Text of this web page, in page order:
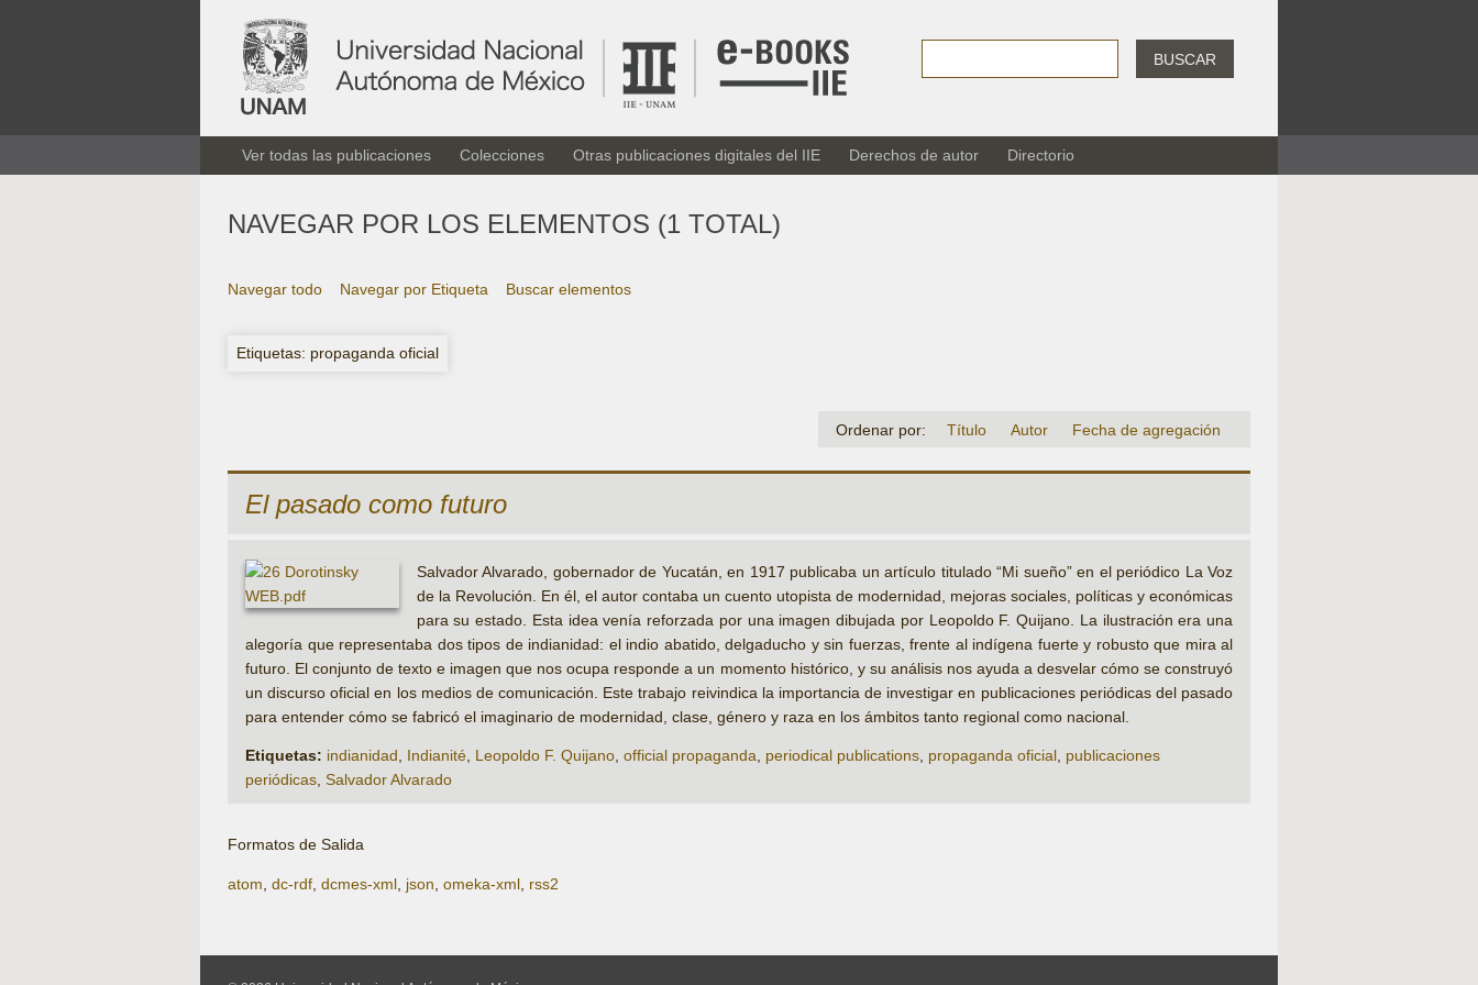
BUSCAR
Ver todas las publicaciones Colecciones Otras publicaciones digitales del IIE Derechos de autor Directorio
NAVEGAR POR LOS ELEMENTOS (1 TOTAL)
Navegar todo Navegar por Etiqueta Buscar elementos
Etiquetas: propaganda oficial
Ordenar por: Título Autor Fecha de agregación
El pasado como futuro
Salvador Alvarado, gobernador de Yucatán, en 1917 publicaba un artículo titulado “Mi sueño” en el periódico La Voz
de la Revolución. En él, el autor contaba un cuento utopista de modernidad, mejoras sociales, políticas y económicas
para su estado. Esta idea venía reforzada por una imagen dibujada por Leopoldo F. Quijano. La ilustración era una
alegoría que representaba dos tipos de indianidad: el indio abatido, delgaducho y sin fuerzas, frente al indígena fuerte y robusto que mira al
futuro. El conjunto de texto e imagen que nos ocupa responde a un momento histórico, y su análisis nos ayuda a desvelar cómo se construyó
un discurso oficial en los medios de comunicación. Este trabajo reivindica la importancia de investigar en publicaciones periódicas del pasado
para entender cómo se fabricó el imaginario de modernidad, clase, género y raza en los ámbitos tanto regional como nacional.
Etiquetas: indianidad, Indianité, Leopoldo F. Quijano, official propaganda, periodical publications, propaganda oficial, publicaciones
periódicas, Salvador Alvarado
Formatos de Salida
atom dc-rdf dcmes-xml json omeka-xml rss2